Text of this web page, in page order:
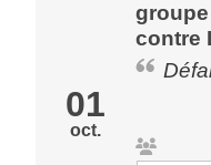
01
oct.
contre